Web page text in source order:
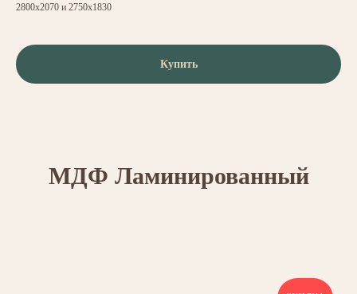
2800х2070 и 2750х1830
Купить
МДФ Ламинированный